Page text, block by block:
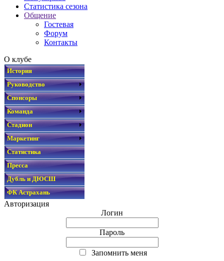
Статистика сезона
Общение
Гостевая
Форум
Контакты
О клубе
История
Руководство
Спонсоры
Команда
Стадион
Маркетинг
Статистика
Пресса
Дубль и ДЮСШ
ФК Астрахань
Авторизация
Логин
Пароль
Запомнить меня